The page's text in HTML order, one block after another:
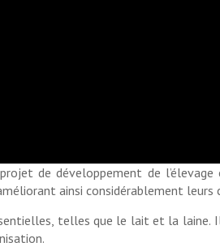
de développement de
ainsi considérablement leurs
telles que le lait et la